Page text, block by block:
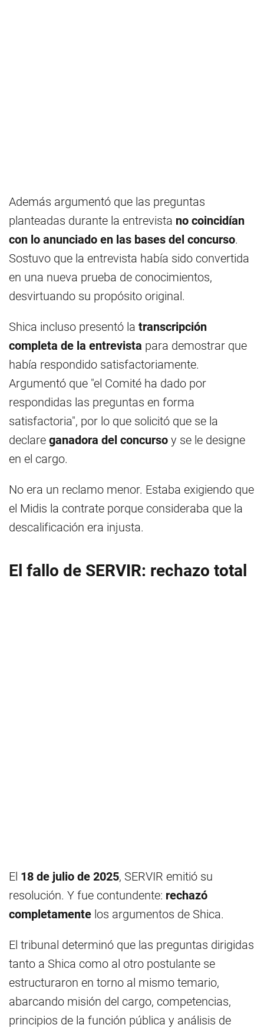
Además argumentó que las preguntas
planteadas durante la entrevista no coincidían
con lo anunciado en las bases del concurso.
Sostuvo que la entrevista había sido convertida
en una nueva prueba de conocimientos,
desvirtuando su propósito original.
Shica incluso presentó la transcripción
completa de la entrevista para demostrar que
había respondido satisfactoriamente.
Argumentó que "el Comité ha dado por
respondidas las preguntas en forma
satisfactoria", por lo que solicitó que se la
declare ganadora del concurso y se le designe
en el cargo.
No era un reclamo menor. Estaba exigiendo que
el Midis la contrate porque consideraba que la
descalificación era injusta.
El fallo de SERVIR: rechazo total
El 18 de julio de 2025, SERVIR emitió su
resolución. Y fue contundente: rechazó
completamente los argumentos de Shica.
El tribunal determinó que las preguntas dirigidas
tanto a Shica como al otro postulante se
estructuraron en torno al mismo temario,
abarcando misión del cargo, competencias,
principios de la función pública y análisis de